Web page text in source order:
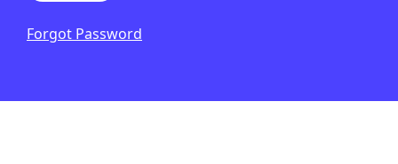
Forgot Password